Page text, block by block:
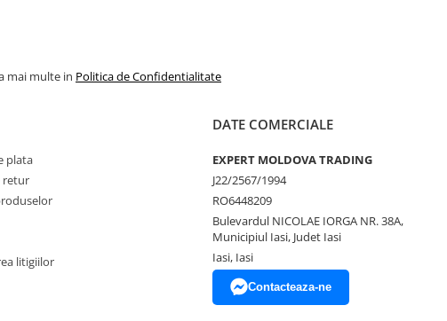
mai multe in Politica de Confidentialitate
plata
retur
litigiilor
DATE COMERCIALE
EXPERT MOLDOVA TRADING
J22/2567/1994
RO6448209
Bulevardul NICOLAE IORGA NR. 38A,
Municipiul Iasi, Judet Iasi
Iasi, Iasi
Contacteaza-ne